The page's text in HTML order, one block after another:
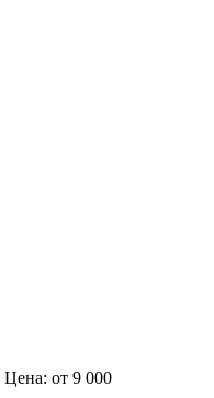
Цена: от 9 000